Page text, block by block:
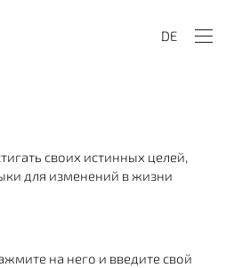
DE
своих истинных целей,
для изменений в жизни
на него и введите свой